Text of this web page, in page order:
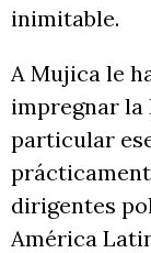
inimitable.
A Mujica le
impregnar la
particular
dirigentes
América